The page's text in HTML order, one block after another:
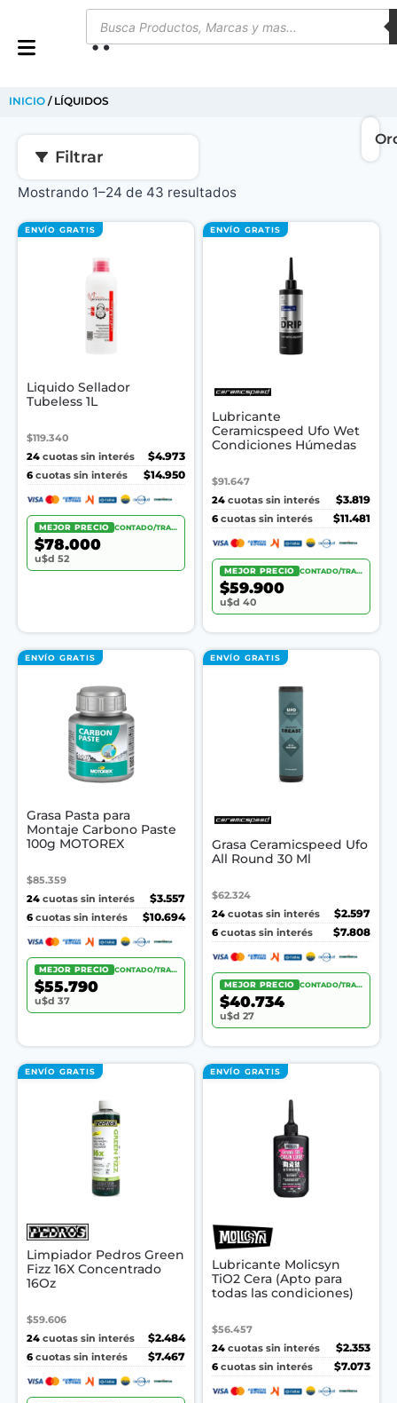
INICIO / LÍQUIDOS
Filtrar
Mostrando 1–24 de 43 resultados
ENVÍO GRATIS
Liquido Sellador
Tubeless 1L
$119.340
24 cuotas sin interés
$4.973
6 cuotas sin interés $14.950
MEJOR PRECIO CONTADO/TRANSF.
$78.000
u$d 52
ENVÍO GRATIS
Lubricante
Ceramicspeed Ufo Wet
Condiciones Húmedas
$91.647
24 cuotas sin interés
$3.819
6 cuotas sin interés $11.481
MEJOR PRECIO CONTADO/TRANSF.
$59.900
u$d 40
ENVÍO GRATIS
Grasa Pasta para
Montaje Carbono Paste
100g MOTOREX
$85.359
24 cuotas sin interés
$3.557
6 cuotas sin interés $10.694
MEJOR PRECIO CONTADO/TRANSF.
$55.790
u$d 37
ENVÍO GRATIS
Grasa Ceramicspeed Ufo
All Round 30 Ml
$62.324
24 cuotas sin interés
$2.597
6 cuotas sin interés $7.808
MEJOR PRECIO CONTADO/TRANSF.
$40.734
u$d 27
ENVÍO GRATIS
Limpiador Pedros Green
Fizz 16X Concentrado
16Oz
$59.606
24 cuotas sin interés
$2.484
6 cuotas sin interés $7.467
ENVÍO GRATIS
Lubricante Molicsyn
TiO2 Cera (Apto para
todas las condiciones)
$56.457
24 cuotas sin interés
$2.353
6 cuotas sin interés $7.073